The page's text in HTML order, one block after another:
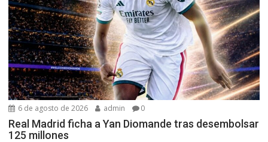
6 de agosto de 2026 admin 0
Real Madrid ficha a Yan Diomande tras desembolsar
125 millones